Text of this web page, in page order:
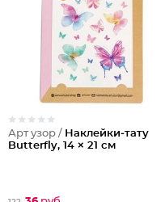
Арт узор / Наклейки‒тату
Butterfly, 14 × 21 см